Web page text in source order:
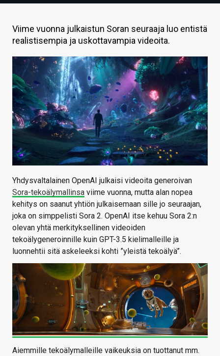
HINTA.FI
KAUPPA
VAIHDA TEEMA
HAKU
Viime vuonna julkaistun Soran seuraaja luo entistä
realistisempia ja uskottavampia videoita.
Yhdysvaltalainen OpenAI julkaisi videoita generoivan
Sora-tekoälymallinsa viime vuonna, mutta alan nopea
kehitys on saanut yhtiön julkaisemaan sille jo seuraajan,
joka on simppelisti Sora 2. OpenAI itse kehuu Sora 2:n
olevan yhtä merkityksellinen videoiden
tekoälygeneroinnille kuin GPT-3.5 kielimalleille ja
luonnehtii sitä askeleeksi kohti ”yleistä tekoälyä”.
Aiemmille tekoälymalleille vaikeuksia on tuottanut mm.